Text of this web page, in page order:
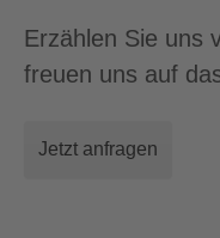
Erzählen Sie uns
freuen uns auf
Jetzt anfragen